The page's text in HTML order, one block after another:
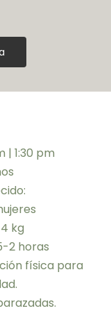
| 1:30 pm
kg
2 horas
física para